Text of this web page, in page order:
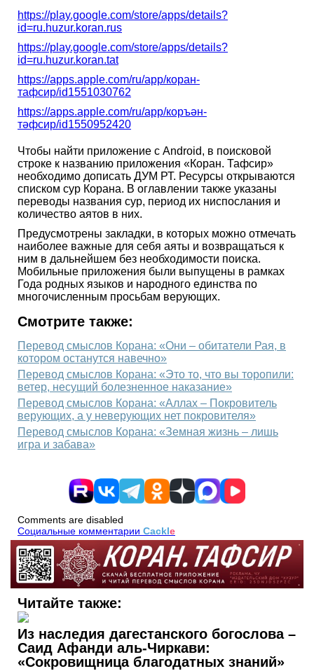
https://play.google.com/store/apps/details?
id=ru.huzur.koran.rus
https://play.google.com/store/apps/details?
id=ru.huzur.koran.tat
https://apps.apple.com/ru/app/коран-
тафсир/id1551030762
https://apps.apple.com/ru/app/коръән-
тәфсир/id1550952420
Чтобы найти приложение с Android, в поисковой
строке к названию приложения «Коран. Тафсир»
необходимо дописать ДУМ РТ. Ресурсы открываются
списком сур Корана. В оглавлении также указаны
переводы названия сур, период их ниспослания и
количество аятов в них.
Предусмотрены закладки, в которых можно отмечать
наиболее важные для себя аяты и возвращаться к
ним в дальнейшем без необходимости поиска.
Мобильные приложения были выпущены в рамках
Года родных языков и народного единства по
многочисленным просьбам верующих.
Смотрите также:
Перевод смыслов Корана: «Они – обитатели Рая, в
котором останутся навечно»
Перевод смыслов Корана: «Это то, что вы торопили:
ветер, несущий болезненное наказание»
Перевод смыслов Корана: «Аллах – Покровитель
верующих, а у неверующих нет покровителя»
Перевод смыслов Корана: «Земная жизнь – лишь
игра и забава»
Comments are disabled
Социальные комментарии Cackle
Читайте также:
Из наследия дагестанского богослова –
Саид Афанди аль-Чиркави:
«Сокровищница благодатных знаний»